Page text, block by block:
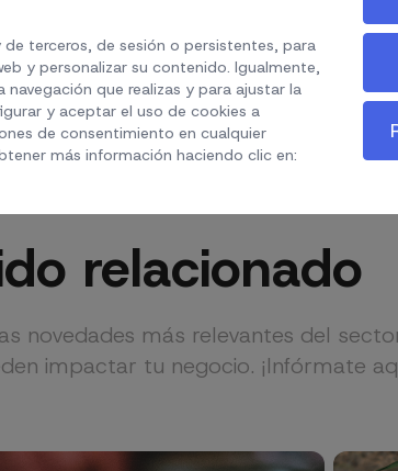
relacionado
novedades más relevantes del
impactar tu negocio. ¡Infórmate
terceros, de sesión o persistentes, para
y personalizar su contenido. Igualmente,
que realizas y para ajustar la
y aceptar el uso de cookies a
de consentimiento en cualquier
más información haciendo clic en: